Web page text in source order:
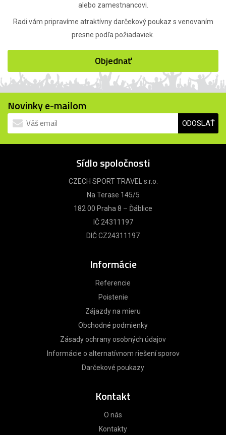
alebo zamestnancovi.
Radi vám pripravíme atraktívny darčekový poukaz s venovaním
presne podľa požiadaviek.
Objednať
Novinky e-mailom
ODOSLAŤ
Sídlo spoločnosti
CZECH SPORT TRAVEL s.r.o.
Na Terase 145/5
182 00 Praha 8 – Ďáblice
IČ 24311197
DIČ CZ24311197
Informácie
Referencie
Poistenie
Zájazdy na mieru
Obchodné podmienky
Zásady ochrany osobných údajov
Informácie o alternatívnom riešení sporov
Darčekové poukazy
Kontakt
O nás
Kontakty